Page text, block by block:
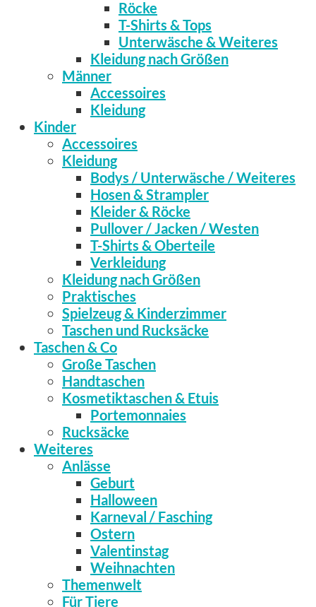
Röcke
T-Shirts & Tops
Unterwäsche & Weiteres
Kleidung nach Größen
Männer
Accessoires
Kleidung
Kinder
Accessoires
Kleidung
Bodys / Unterwäsche / Weiteres
Hosen & Strampler
Kleider & Röcke
Pullover / Jacken / Westen
T-Shirts & Oberteile
Verkleidung
Kleidung nach Größen
Praktisches
Spielzeug & Kinderzimmer
Taschen und Rucksäcke
Taschen & Co
Große Taschen
Handtaschen
Kosmetiktaschen & Etuis
Portemonnaies
Rucksäcke
Weiteres
Anlässe
Geburt
Halloween
Karneval / Fasching
Ostern
Valentinstag
Weihnachten
Themenwelt
Für Tiere